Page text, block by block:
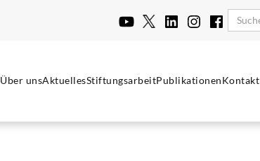
Über unsAktuellesStiftungsarbeitPublikationenKontakt